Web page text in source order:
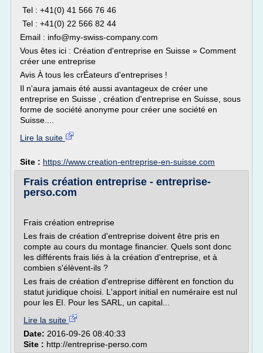
Tel : +41(0) 41 566 76 46
Tel : +41(0) 22 566 82 44
Email : info@my-swiss-company.com
Vous êtes ici : Création d'entreprise en Suisse » Comment
créer une entreprise
Avis À tous les crÉateurs d'entreprises !
Il n'aura jamais été aussi avantageux de créer une
entreprise en Suisse , création d'entreprise en Suisse, sous
forme de société anonyme pour créer une société en
Suisse....
Lire la suite
Site : https://www.creation-entreprise-en-suisse.com
Frais création entreprise - entreprise-
perso.com
Frais création entreprise
Les frais de création d'entreprise doivent être pris en
compte au cours du montage financier. Quels sont donc
les différents frais liés à la création d'entreprise, et à
combien s'élèvent-ils ?
Les frais de création d'entreprise diffèrent en fonction du
statut juridique choisi. L'apport initial en numéraire est nul
pour les EI. Pour les SARL, un capital...
Lire la suite
Date: 2016-09-26 08:40:33
Site : http://entreprise-perso.com